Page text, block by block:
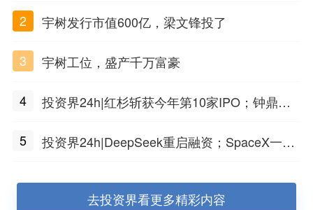
2
宇树发行市值600亿，梁文锋投了
3 宇树工位，盛产千万富豪
4
投资界24h|红杉斩获今年第10家IPO；钟鼎投
水
5
投资界24h|DeepSeek重启融资；SpaceX一夜
去投资界看更多精彩内容